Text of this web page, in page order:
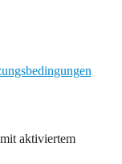
aktiviertem